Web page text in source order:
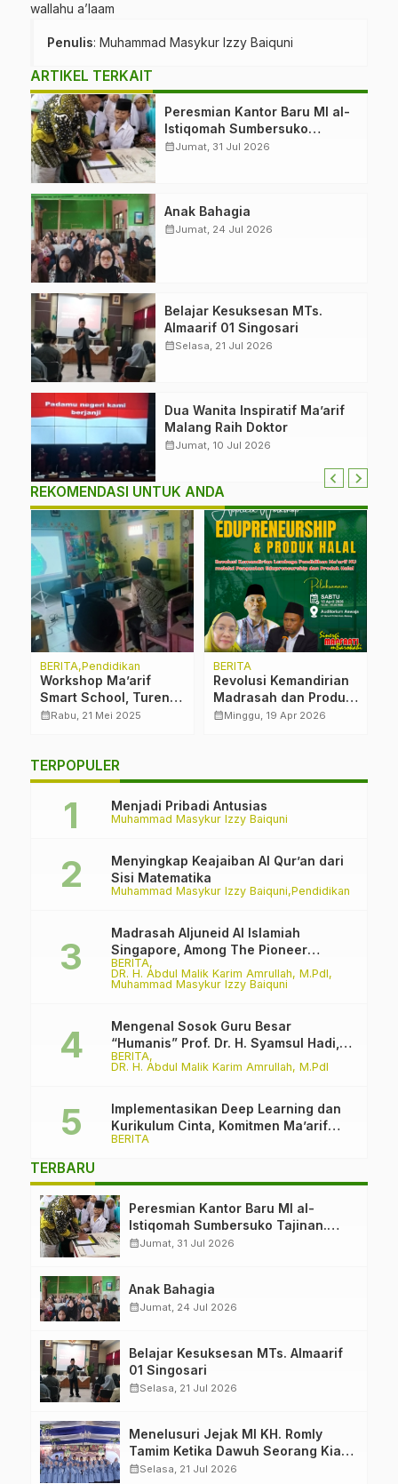
wallahu a’laam
Penulis: Muhammad Masykur Izzy Baiquni
ARTIKEL TERKAIT
Peresmian Kantor Baru MI al-
Istiqomah Sumbersuko
Tajinan. Ketua LP Ma’arif
calendar_monthJumat, 31 Jul 2026
Anak Bahagia
calendar_monthJumat, 24 Jul 2026
Belajar Kesuksesan MTs.
Almaarif 01 Singosari
calendar_monthSelasa, 21 Jul 2026
Dua Wanita Inspiratif Ma’arif
Malang Raih Doktor
calendar_monthJumat, 10 Jul 2026
REKOMENDASI UNTUK ANDA
BERITA Pendidikan
Workshop Ma’arif
Smart School, Turen
Memulai!
calendar_monthRabu, 21 Mei 2025
BERITA
Revolusi Kemandirian
Madrasah dan Produk
Halal
calendar_monthMinggu, 19 Apr 2026
TERPOPULER
Muhammad Masykur Izzy Baiquni
Menjadi Pribadi Antusias
Muhammad Masykur Izzy Baiquni Pendidikan
Menyingkap Keajaiban Al Qur’an dari
Sisi Matematika
BERITA
DR. H. Abdul Malik Karim Amrullah, M.PdI
Muhammad Masykur Izzy Baiquni
Madrasah Aljuneid Al Islamiah
Singapore, Among The Pioneer
Madrasah
BERITA
DR. H. Abdul Malik Karim Amrullah, M.PdI
Mengenal Sosok Guru Besar
“Humanis” Prof. Dr. H. Syamsul Hadi,
M.Pd., M.Ed.
BERITA
Implementasikan Deep Learning dan
Kurikulum Cinta, Komitmen Ma’arif
PCNU Kabupaten Malang Melawan
TERBARU
Peresmian Kantor Baru MI al-
Istiqomah Sumbersuko Tajinan.
Ketua LP Ma’arif PCNU Malang
calendar_monthJumat, 31 Jul 2026
Anak Bahagia
calendar_monthJumat, 24 Jul 2026
Belajar Kesuksesan MTs. Almaarif
01 Singosari
calendar_monthSelasa, 21 Jul 2026
Menelusuri Jejak MI KH. Romly
Tamim Ketika Dawuh Seorang Kiai
Menjelma Menjadi Mercusuar
calendar_monthSelasa, 21 Jul 2026